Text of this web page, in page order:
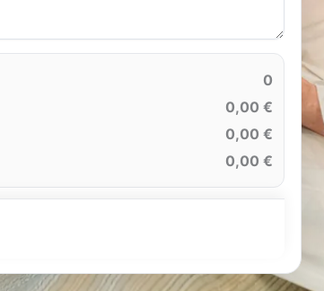
0
0,00 €
0,00 €
0,00 €